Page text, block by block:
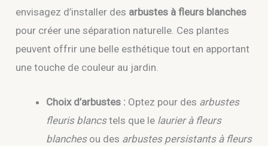
envisagez d’installer des arbustes à fleurs blanches
pour créer une séparation naturelle. Ces plantes
peuvent offrir une belle esthétique tout en apportant
une touche de couleur au jardin.
Choix d’arbustes : Optez pour des arbustes
fleuris blancstels que le laurier à fleurs
blanchesou des arbustes persistants à fleurs